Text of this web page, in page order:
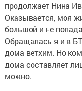
продолжает Нина
Оказывается, моя
большой и не
Обращалась я и в
дома ветхим. Но
дома составляет
можно.